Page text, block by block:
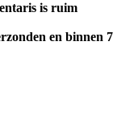
is ruim
en binnen 7